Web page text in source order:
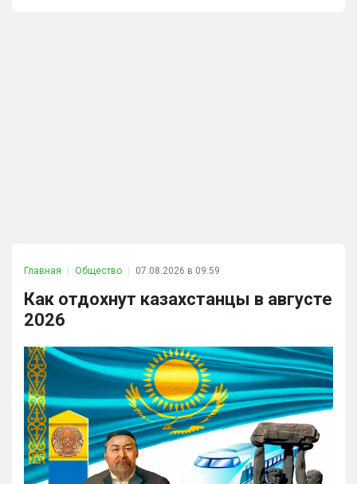
Главная Общество 07.08.2026 в 09:59
Как отдохнут казахстанцы в августе
2026